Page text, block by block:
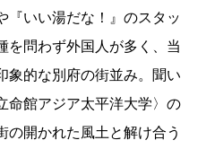
『いい湯だな！』のスタッ
を問わず外国人が多く、当
象的な別府の街並み。聞い
命館アジア太平洋大学〉の
開かれた風土と解け合う